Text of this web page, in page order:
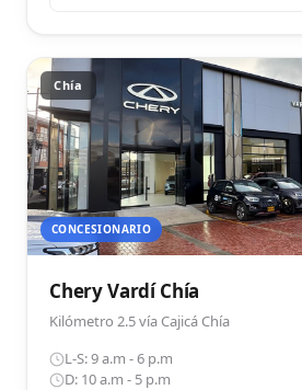
Chía
CONCESIONARIO
Chery Vardí Chía
Kilómetro 2.5 vía Cajicá Chía
L-S: 9 a.m - 6 p.m
D: 10 a.m - 5 p.m